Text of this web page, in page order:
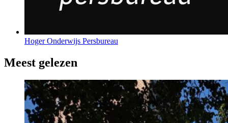
Hoger Onderwijs Persbureau
Meest gelezen